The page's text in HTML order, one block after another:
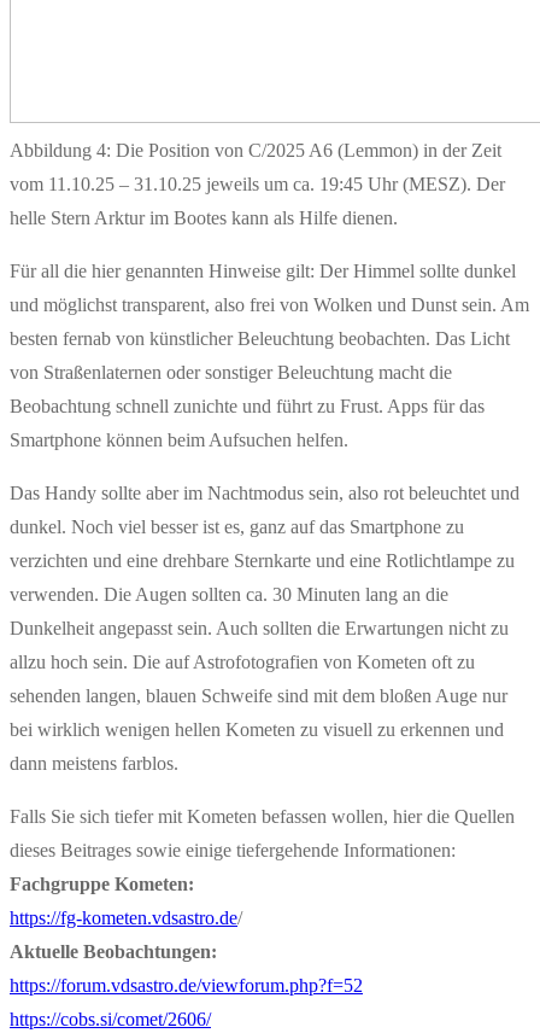
Abbildung 4: Die Position von C/2025 A6 (Lemmon) in der Zeit
vom 11.10.25 – 31.10.25 jeweils um ca. 19:45 Uhr (MESZ). Der
helle Stern Arktur im Bootes kann als Hilfe dienen.
Für all die hier genannten Hinweise gilt: Der Himmel sollte dunkel
und möglichst transparent, also frei von Wolken und Dunst sein. Am
besten fernab von künstlicher Beleuchtung beobachten. Das Licht
von Straßenlaternen oder sonstiger Beleuchtung macht die
Beobachtung schnell zunichte und führt zu Frust. Apps für das
Smartphone können beim Aufsuchen helfen.
Das Handy sollte aber im Nachtmodus sein, also rot beleuchtet und
dunkel. Noch viel besser ist es, ganz auf das Smartphone zu
verzichten und eine drehbare Sternkarte und eine Rotlichtlampe zu
verwenden. Die Augen sollten ca. 30 Minuten lang an die
Dunkelheit angepasst sein. Auch sollten die Erwartungen nicht zu
allzu hoch sein. Die auf Astrofotografien von Kometen oft zu
sehenden langen, blauen Schweife sind mit dem bloßen Auge nur
bei wirklich wenigen hellen Kometen zu visuell zu erkennen und
dann meistens farblos.
Falls Sie sich tiefer mit Kometen befassen wollen, hier die Quellen
dieses Beitrages sowie einige tiefergehende Informationen:
Fachgruppe Kometen:
https://fg-kometen.vdsastro.de/
Aktuelle Beobachtungen:
https://forum.vdsastro.de/viewforum.php?f=52
https://cobs.si/comet/2606/